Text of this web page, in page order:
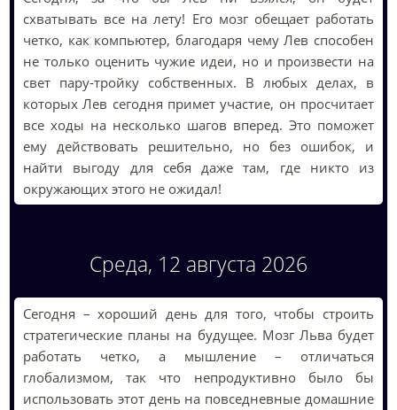
схватывать все на лету! Его мозг обещает работать
четко, как компьютер, благодаря чему Лев способен
не только оценить чужие идеи, но и произвести на
свет пару-тройку собственных. В любых делах, в
которых Лев сегодня примет участие, он просчитает
все ходы на несколько шагов вперед. Это поможет
ему действовать решительно, но без ошибок, и
найти выгоду для себя даже там, где никто из
окружающих этого не ожидал!
Среда, 12 августа 2026
Сегодня – хороший день для того, чтобы строить
стратегические планы на будущее. Мозг Льва будет
работать четко, а мышление – отличаться
глобализмом, так что непродуктивно было бы
использовать этот день на повседневные домашние